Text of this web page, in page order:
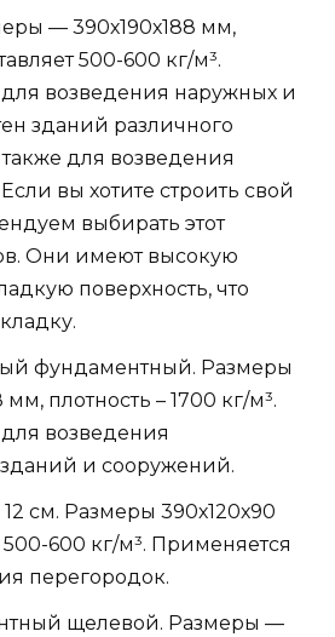
— 390х190х188 мм,
500-600 кг/м³.
для возведения наружных и
зданий различного
для возведения
вы хотите строить свой
выбирать этот
Они имеют высокую
поверхность, что
фундаментный. Размеры
плотность – 1700 кг/м³.
возведения
и сооружений.
см. Размеры 390х120х90
600 кг/м³. Применяется
перегородок.
щелевой. Размеры —